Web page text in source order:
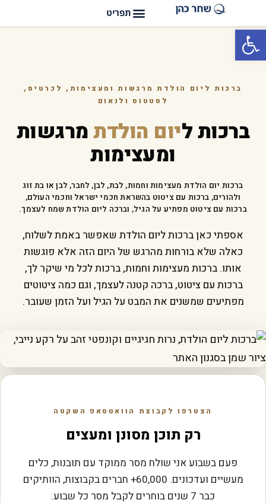
פתח סרגל נגישות
ברכות ליום הולדת מרגשות ומעצימות, לכרטיס,
לסטטוס ולנאום
ברכות ליום הולדתמרגשות
ומעצימות
ברכות יום הולדת מעצימות וחמות, לבת, לבן, לחבר, לבן או בת זוג
ולהורים, ברכות עם ציטוט בהשראת חכמי ישראל וחכמי העולם,
ברכות עם ציטוט מפתיע על הגיל, וברכה ליום הולדת שמח לעצמך.
אספתי כאן ברכות ליום הולדת שאפשר באמת לשלוח,
כאלה שלא בורחות מהרגש של היום הזה אלא פוגשות
אותו. ברכות מעצימות וחמות, ברכות לכל מי שיקר לך,
ברכות עם ציטוט, ברכה קטנה לעצמך, וגם כמה ציטוטים
מפתיעים שמשנים את המבט על הגיל ועל הזמן שעובר.
הצטרפו לקבוצת הוואטסאפ השקטה
רק תוכן מסונן ומעצים
פעם בשבוע אני שולח מסר ממוקד עם תובנות, כלים
מעשיים ועדכונים. 60,000+ חברים בקבוצות, הוותיקים
כבר 7 שנים בוחרים לקבל מסר כל שבוע.